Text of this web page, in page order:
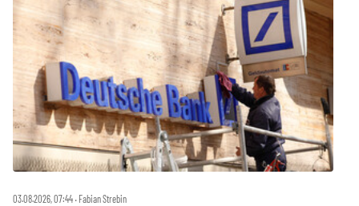
03.08.2026, 07:44 ‧ Fabian Strebin